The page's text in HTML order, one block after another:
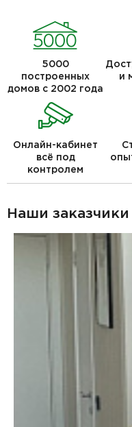
5000
построенных
домов с 2002 года
и
Онлайн-кабинет
всё под
контролем
Наши заказчики